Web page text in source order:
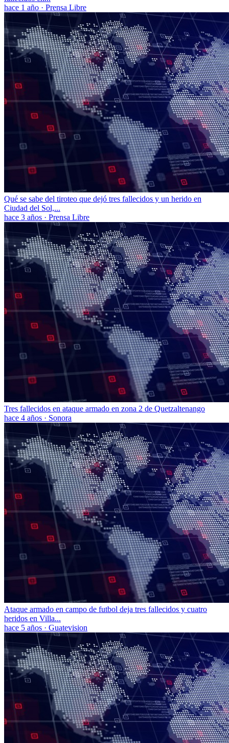
hace 1 año · Prensa Libre
Qué se sabe del tiroteo que dejó tres fallecidos y un herido en
Ciudad del Sol,...
hace 3 años · Prensa Libre
Tres fallecidos en ataque armado en zona 2 de Quetzaltenango
hace 4 años · Sonora
Ataque armado en campo de futbol deja tres fallecidos y cuatro
heridos en Villa...
hace 5 años · Guatevision